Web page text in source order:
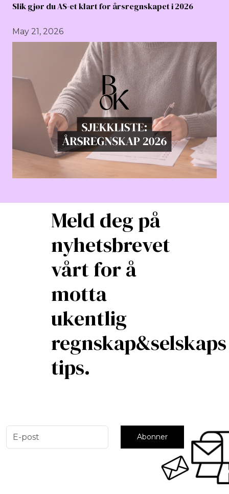
Slik gjør du AS-et klart for årsregnskapet i 2026
May 21, 2026
Meld deg på
nyhetsbrevet
vårt for å
motta
ukentlig
regnskap&selskaps
tips.